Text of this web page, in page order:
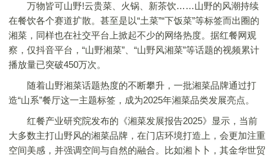
万物皆可山野!云贵菜、火锅、新茶饮……山野的风潮持续
在餐饮各个赛道扩散。甚至是以“土菜”“下饭菜”等标签而出圈的
湘菜，同样也在社交平台上掀起不少的网络热度。据红餐网观
察，仅抖音平台，“山野湘菜”、“山野风湘菜”等话题的视频累计
播放量已突破450万次。
随着山野湘菜话题热度的不断攀升，一批湘菜品牌通过打
造“山系”餐厅这一主题标签，成为2025年湘菜品类发展亮点。
红餐产业研究院发布的《湘菜发展报告2025》显示，当前
大多数主打山野风的湘菜品牌，在门店环境打造上，会更加注重
空间美感，并强调空间与自然的融合。比如湘卜卜，其金华世贸